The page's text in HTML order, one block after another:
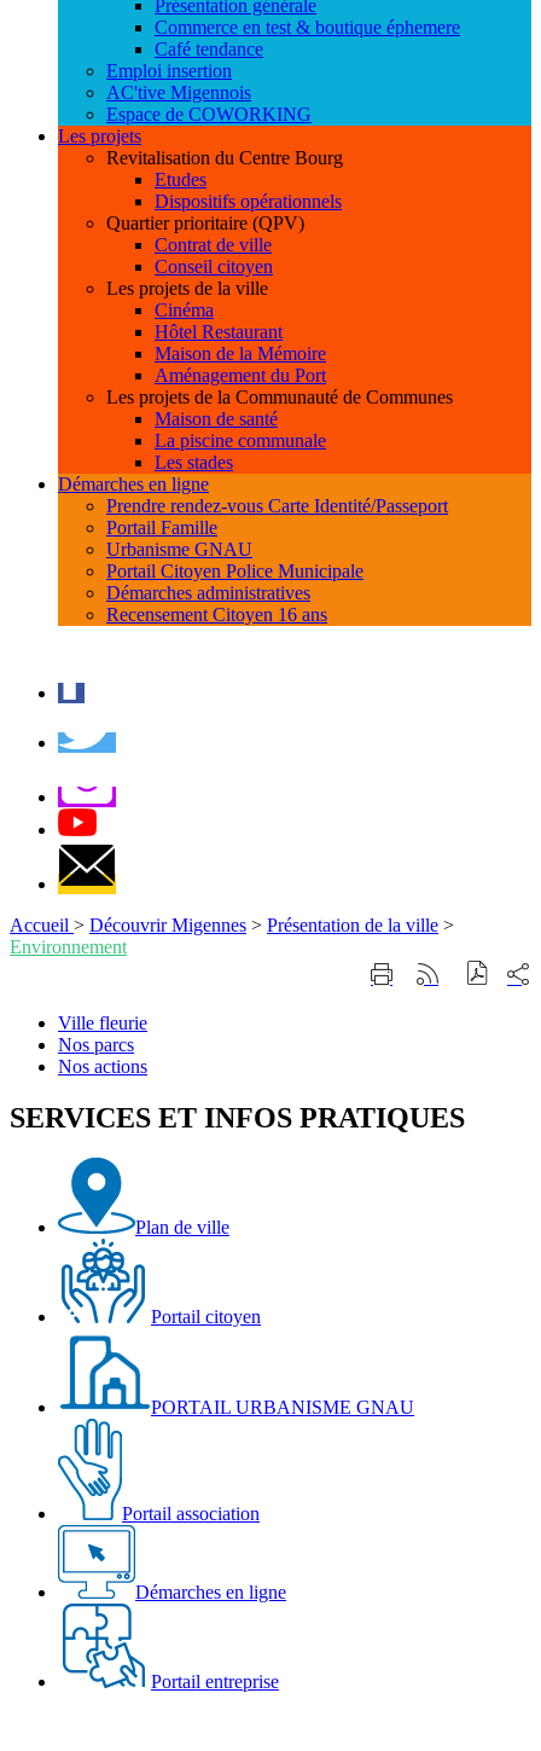
Présentation générale
Commerce en test & boutique éphemere
Café tendance
Emploi insertion
AC'tive Migennois
Espace de COWORKING
Les projets
Revitalisation du Centre Bourg
Etudes
Dispositifs opérationnels
Quartier prioritaire (QPV)
Contrat de ville
Conseil citoyen
Les projets de la ville
Cinéma
Hôtel Restaurant
Maison de la Mémoire
Aménagement du Port
Les projets de la Communauté de Communes
Maison de santé
La piscine communale
Les stades
Démarches en ligne
Prendre rendez-vous Carte Identité/Passeport
Portail Famille
Urbanisme GNAU
Portail Citoyen Police Municipale
Démarches administratives
Recensement Citoyen 16 ans
Accueil > Découvrir Migennes > Présentation de la ville >
Environnement
ImprimerGénérer
sur
Ville
fleurie
Ville fleurie
Nos parcs
Nos
Nos actions
SERVICES ET INFOS PRATIQUES
Plan de ville
Portail citoyen
PORTAIL URBANISME GNAU
Portail association
Démarches en ligne
Portail entreprise